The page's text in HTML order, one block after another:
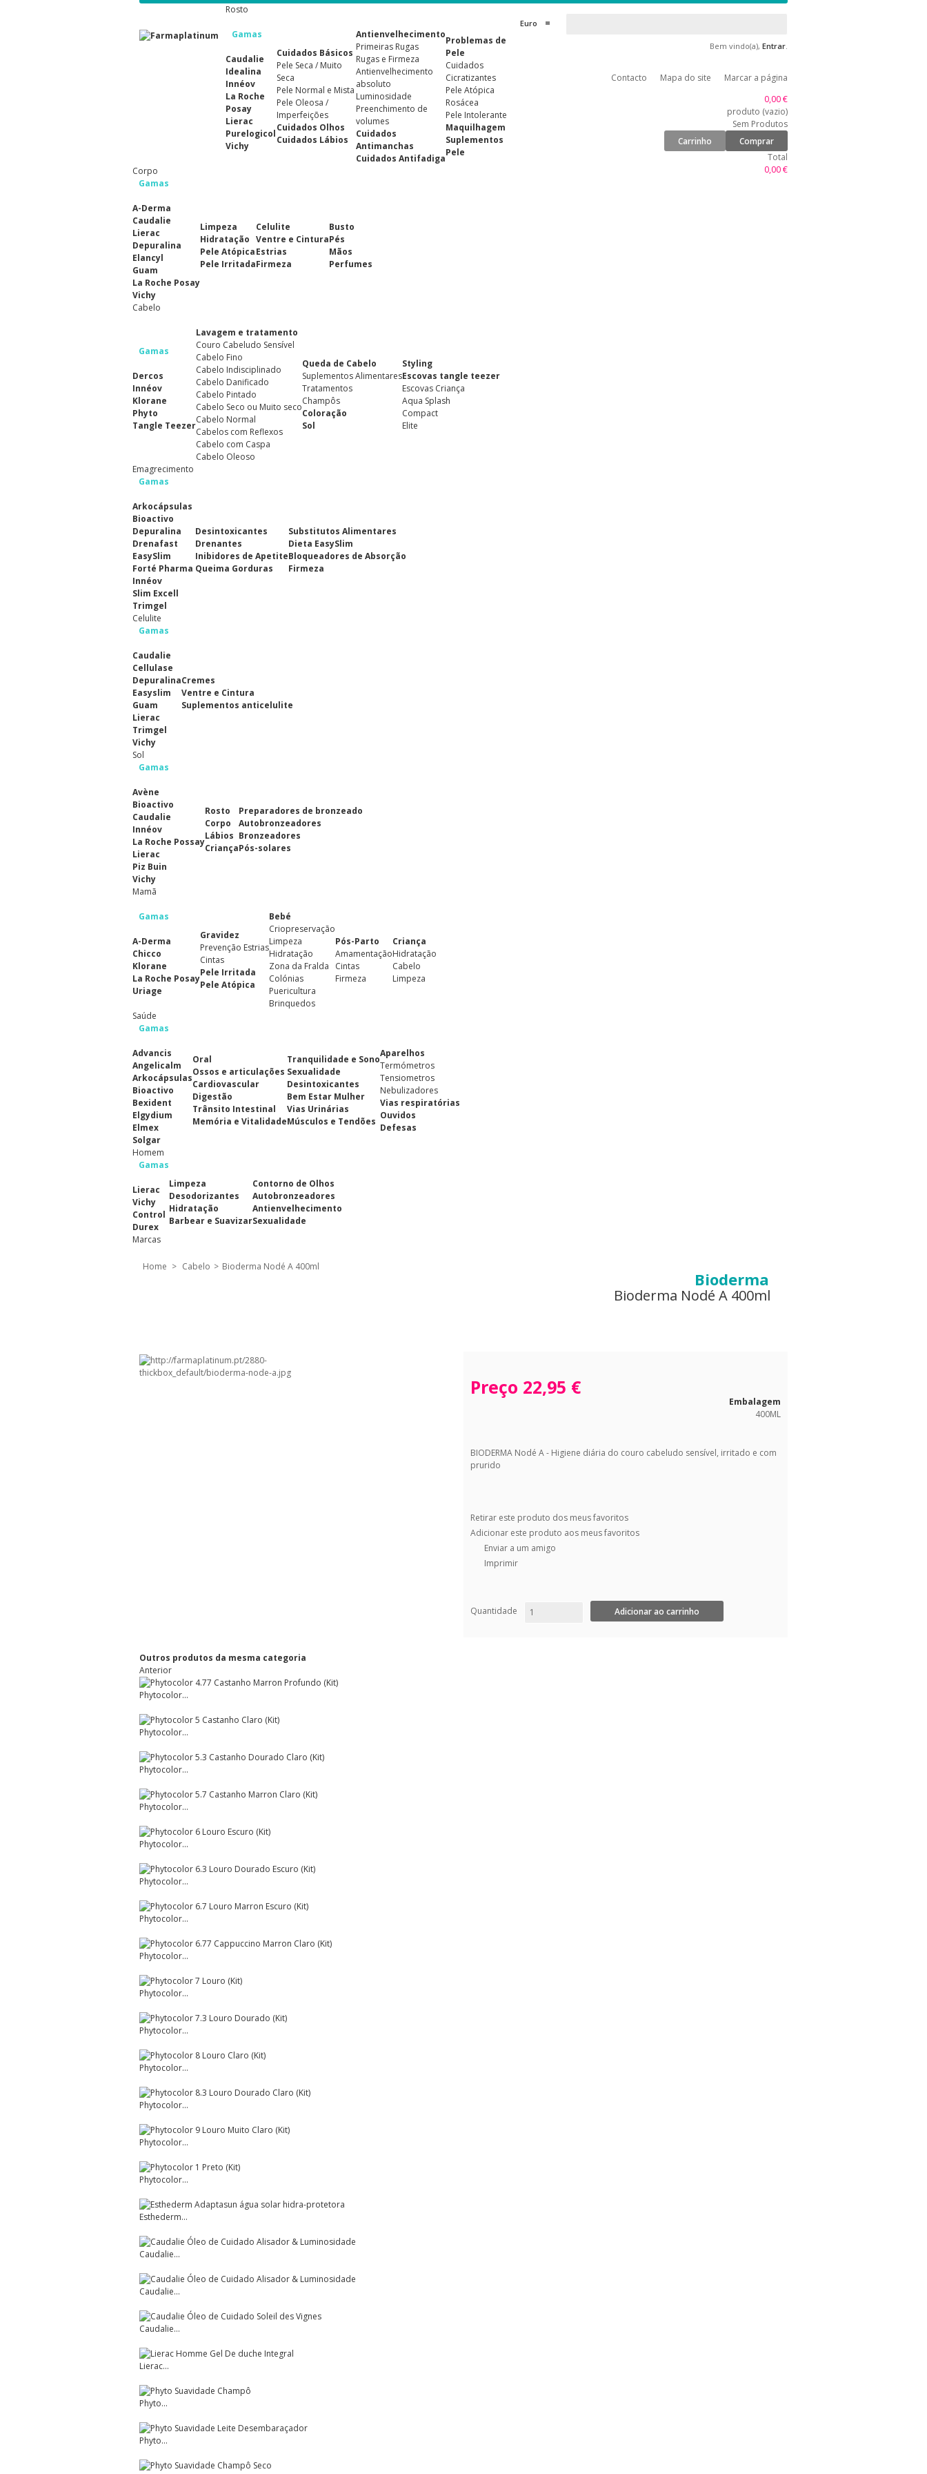
Euro
Bem vindo(a), Entrar.
Contacto Mapa do site
Marcar a página
0,00 €
produto (vazio)
Sem Produtos
Carrinho
Comprar
Total
0,00 €
Rosto
Gamas
Caudalie
Idealina
Innéov
La Roche
Posay
Lierac
Purelogicol
Vichy
Cuidados Básicos
Pele Seca / Muito
Seca
Pele Normal e Mista
Pele Oleosa /
Imperfeições
Cuidados Olhos
Cuidados Lábios
Antienvelhecimento
Primeiras Rugas
Rugas e Firmeza
Antienvelhecimento
absoluto
Luminosidade
Preenchimento de
volumes
Cuidados
Antimanchas
Cuidados Antifadiga
Problemas de
Pele
Cuidados
Cicratizantes
Pele Atópica
Rosácea
Pele Intolerante
Maquilhagem
Suplementos
Pele
Corpo
Gamas
A-Derma
Caudalie
Lierac
Depuralina
Elancyl
Guam
La Roche Posay
Vichy
Limpeza
Hidratação
Pele Atópica
Pele Irritada
Celulite
Ventre e Cintura
Estrias
Firmeza
Busto
Pés
Mãos
Perfumes
Cabelo
Gamas
Dercos
Innéov
Klorane
Phyto
Tangle Teezer
Lavagem e tratamento
Couro Cabeludo Sensível
Cabelo Fino
Cabelo Indisciplinado
Cabelo Danificado
Cabelo Pintado
Cabelo Seco ou Muito seco
Cabelo Normal
Cabelos com Reflexos
Cabelo com Caspa
Cabelo Oleoso
Queda de Cabelo
Suplementos Alimentares
Tratamentos
Champôs
Coloração
Sol
Styling
Escovas tangle teezer
Escovas Criança
Aqua Splash
Compact
Elite
Emagrecimento
Gamas
Arkocápsulas
Bioactivo
Depuralina
Drenafast
EasySlim
Forté Pharma
Innéov
Slim Excell
Trimgel
Desintoxicantes
Drenantes
Inibidores de Apetite
Queima Gorduras
Substitutos Alimentares
Dieta EasySlim
Bloqueadores de Absorção
Firmeza
Celulite
Gamas
Caudalie
Cellulase
Depuralina
Easyslim
Guam
Lierac
Trimgel
Vichy
Cremes
Ventre e Cintura
Suplementos anticelulite
Sol
Gamas
Avène
Bioactivo
Caudalie
Innéov
La Roche Possay
Lierac
Piz Buin
Vichy
Rosto
Corpo
Lábios
Criança
Preparadores de bronzeado
Autobronzeadores
Bronzeadores
Pós-solares
Mamã
Gamas
A-Derma
Chicco
Klorane
La Roche Posay
Uriage
Gravidez
Prevenção Estrias
Cintas
Pele Irritada
Pele Atópica
Bebé
Criopreservação
Limpeza
Hidratação
Zona da Fralda
Colónias
Puericultura
Brinquedos
Pós-Parto
Amamentação
Cintas
Firmeza
Criança
Hidratação
Cabelo
Limpeza
Saúde
Gamas
Advancis
Angelicalm
Arkocápsulas
Bioactivo
Bexident
Elgydium
Elmex
Solgar
Oral
Ossos e articulações
Cardiovascular
Digestão
Trânsito Intestinal
Memória e Vitalidade
Tranquilidade e Sono
Sexualidade
Desintoxicantes
Bem Estar Mulher
Vias Urinárias
Músculos e Tendões
Aparelhos
Termómetros
Tensiometros
Nebulizadores
Vias respiratórias
Ouvidos
Defesas
Homem
Gamas
Lierac
Vichy
Control
Durex
Limpeza
Desodorizantes
Hidratação
Barbear e Suavizar
Contorno de Olhos
Autobronzeadores
Antienvelhecimento
Sexualidade
Marcas
Home > Cabelo > Bioderma Nodé A 400ml
Bioderma
Bioderma Nodé A 400ml
Preço 22,95 €
Embalagem
400ML
BIODERMA Nodé A - Higiene diária do couro cabeludo sensível, irritado e com
prurido
Retirar este produto dos meus favoritos
Adicionar este produto aos meus favoritos
Enviar a um amigo
Imprimir
Quantidade
Outros produtos da mesma categoria
Anterior
Phytocolor...
Phytocolor...
Phytocolor...
Phytocolor...
Phytocolor...
Phytocolor...
Phytocolor...
Phytocolor...
Phytocolor...
Phytocolor...
Phytocolor...
Phytocolor...
Phytocolor...
Phytocolor...
Esthederm...
Caudalie...
Caudalie...
Caudalie...
Lierac...
Phyto...
Phyto...